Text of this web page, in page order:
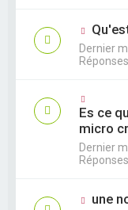
Dernier
Es ce
micro
Dernier
une